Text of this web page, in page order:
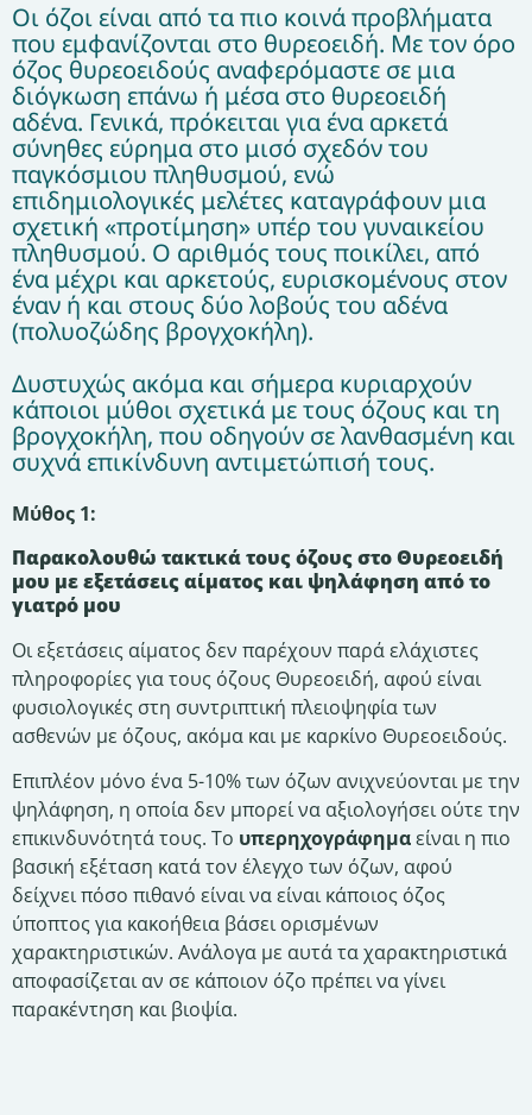
Οι όζοι είναι από τα πιο κοινά προβλήματα
που εμφανίζονται στο θυρεοειδή. Με τον όρο
όζος θυρεοειδούς αναφερόμαστε σε μια
διόγκωση επάνω ή μέσα στο θυρεοειδή
αδένα. Γενικά, πρόκειται για ένα αρκετά
σύνηθες εύρημα στο μισό σχεδόν του
παγκόσμιου πληθυσμού, ενώ
επιδημιολογικές μελέτες καταγράφουν μια
σχετική «προτίμηση» υπέρ του γυναικείου
πληθυσμού. Ο αριθμός τους ποικίλει, από
ένα μέχρι και αρκετούς, ευρισκομένους στον
έναν ή και στους δύο λοβούς του αδένα
(πολυοζώδης βρογχοκήλη).
Δυστυχώς ακόμα και σήμερα κυριαρχούν
κάποιοι μύθοι σχετικά με τους όζους και τη
βρογχοκήλη, που οδηγούν σε λανθασμένη και
συχνά επικίνδυνη αντιμετώπισή τους.
Μύθος 1:
Παρακολουθώ τακτικά τους όζους στο Θυρεοειδή
μου με εξετάσεις αίματος και ψηλάφηση από το
γιατρό μου
Οι εξετάσεις αίματος δεν παρέχουν παρά ελάχιστες
πληροφορίες για τους όζους Θυρεοειδή, αφού είναι
φυσιολογικές στη συντριπτική πλειοψηφία των
ασθενών με όζους, ακόμα και με καρκίνο Θυρεοειδούς.
Επιπλέον μόνο ένα 5-10% των όζων ανιχνεύονται με την
ψηλάφηση, η οποία δεν μπορεί να αξιολογήσει ούτε την
επικινδυνότητά τους. Το υπερηχογράφημαείναι η πιο
βασική εξέταση κατά τον έλεγχο των όζων, αφού
δείχνει πόσο πιθανό είναι να είναι κάποιος όζος
ύποπτος για κακοήθεια βάσει ορισμένων
χαρακτηριστικών. Ανάλογα με αυτά τα χαρακτηριστικά
αποφασίζεται αν σε κάποιον όζο πρέπει να γίνει
παρακέντηση και βιοψία.